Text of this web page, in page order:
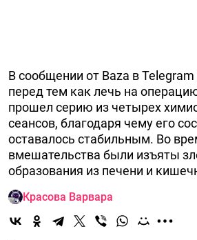
В сообщении от Baza в
перед тем как лечь на
прошел серию из четырех
сеансов, благодаря чему его
оставалось стабильным. Во
вмешательства были изъяты
образования из печени и
Красова Варвара